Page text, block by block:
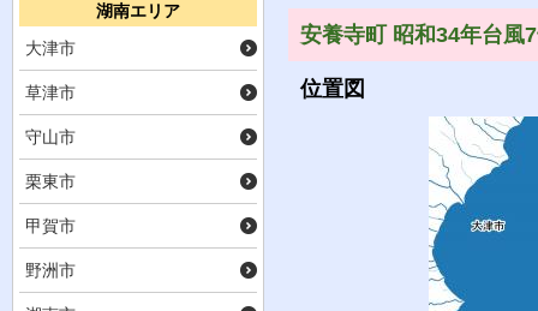
湖南エリア
大津市
草津市
守山市
栗東市
甲賀市
野洲市
安養寺町 昭和34年台風
位置図